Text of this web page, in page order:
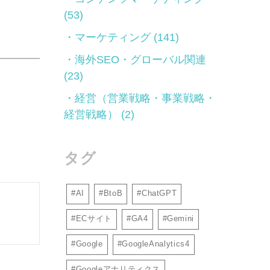
(53)
マーケティング(141)
海外SEO・グローバル関連
(23)
経営（営業戦略・事業戦略・
経営戦略）
(2)
タグ
AI BtoB ChatGPT
ECサイト GA4 Gemini
Google GoogleAnalytics4